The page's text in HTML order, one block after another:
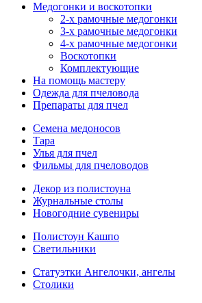
Медогонки и воскотопки
2-х рамочные медогонки
3-х рамочные медогонки
4-х рамочные медогонки
Воскотопки
Комплектующие
На помощь мастеру
Одежда для пчеловода
Препараты для пчел
Семена медоносов
Тара
Улья для пчел
Фильмы для пчеловодов
Декор из полистоуна
Журнальные столы
Новогодние сувениры
Полистоун Кашпо
Светильники
Статуэтки Ангелочки, ангелы
Столики